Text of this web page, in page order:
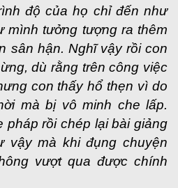
độ của họ chỉ đến như
mình tưởng tượng ra thêm
sân hận. Nghĩ vậy rồi con
dù rằng trên công việc
con thấy hổ thẹn vì do
mà bị vô minh che lấp.
pháp rồi chép lại bài giảng
vậy mà khi đụng chuyện
vượt qua được chính